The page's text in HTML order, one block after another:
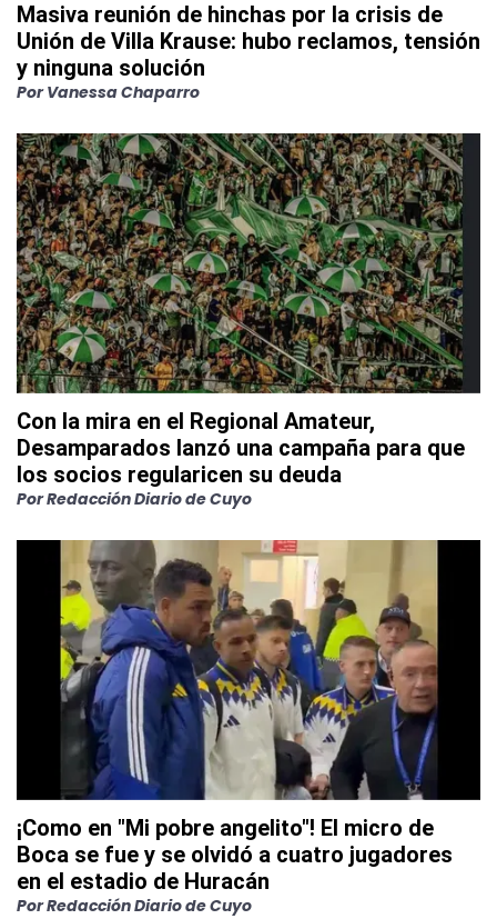
Masiva reunión de hinchas por la crisis de
Unión de Villa Krause: hubo reclamos, tensión
y ninguna solución
Por Vanessa Chaparro
Con la mira en el Regional Amateur,
Desamparados lanzó una campaña para que
los socios regularicen su deuda
PorRedacción Diario de Cuyo
¡Como en "Mi pobre angelito"! El micro de
Boca se fue y se olvidó a cuatro jugadores
en el estadio de Huracán
PorRedacción Diario de Cuyo